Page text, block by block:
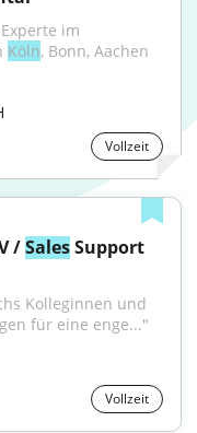
im
Köln, Bonn, Aachen
Vollzeit
/ Sales Support
Kolleginnen und
für eine enge..."
Vollzeit